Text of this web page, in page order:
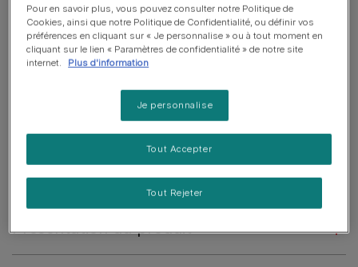
pour aider à minimiser la fonte musculaire et la
formation de toxines.
​Teneur élevée en oméga-3 pour aider à réduire
Formule très appétente qui aide à renforcer
l'absorbance chez les patients sans appétit ou
anorexiques et pendant une utilisation prolongée.
En savoir plus
Présentation du produit
Pour en savoir plus, vous pouvez consulter notre Politique de
Cookies, ainsi que notre Politique de Confidentialité, ou définir vos
préférences en cliquant sur « Je personnalise » ou à tout moment en
cliquant sur le lien « Paramètres de confidentialité » de notre site
internet.
Plus d'information
Je personnalise
Tout Rejeter
Tout Accepter